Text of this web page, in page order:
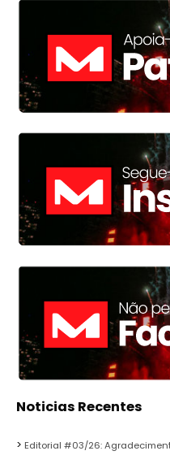
Noticias Recentes
Editorial #03/26: